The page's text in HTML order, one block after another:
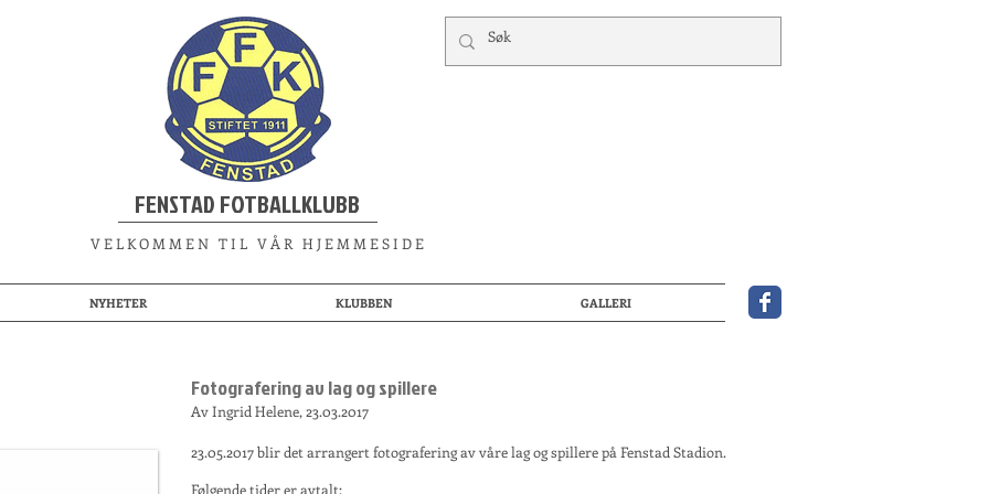
FENSTAD FOTBALLKLUBB
V E L K O M M E N T I L V Å R H J E M M E S I D E
NYHETER KLUBBEN GALLERI
Fotografering av lag og spillere
Av Ingrid Helene, 23.03.2017
23.05.2017 blir det arrangert fotografering av våre lag og spillere på Fenstad Stadion.
Følgende tider er avtalt: